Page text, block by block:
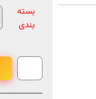
بسته
بندی